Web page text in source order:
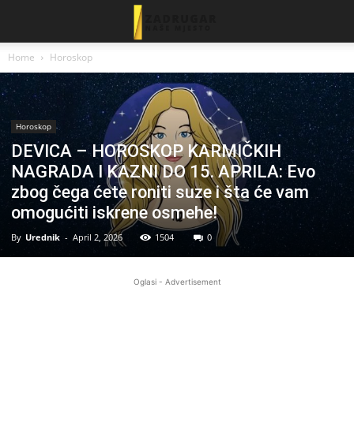
Home Horoskop
Horoskop
DEVICA – HOROSKOP KARMIČKIH
NAGRADA I KAZNI DO 15. APRILA: Evo
zbog čega ćete roniti suze i šta će vam
omogućiti iskrene osmehe!
By Urednik - April 2, 2026 1504 0
Oglasi - Advertisement